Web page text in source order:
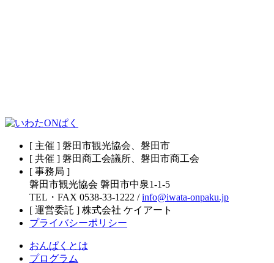
[ 主催 ] 磐田市観光協会、磐田市
[ 共催 ] 磐田商工会議所、磐田市商工会
[ 事務局 ]
磐田市観光協会 磐田市中泉1-1-5
TEL・FAX 0538-33-1222 /info@iwata-onpaku.jp
[ 運営委託 ] 株式会社 ケイアート
プライバシーポリシー
おんぱくとは
プログラム